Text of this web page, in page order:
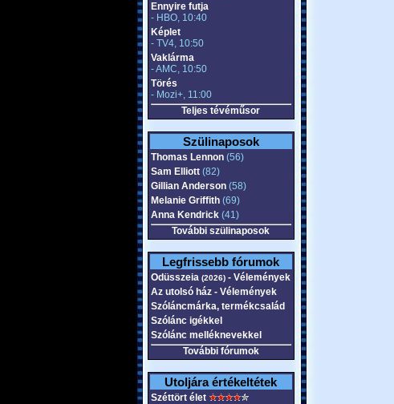
Ennyire futja
- HBO, 10:40
Képlet
- TV4, 10:50
Vaklárma
- AMC, 10:50
Törés
- Mozi+, 11:00
Teljes tévéműsor
Szülinaposok
Thomas Lennon(56)
Sam Elliott(82)
Gillian Anderson(58)
Melanie Griffith(69)
Anna Kendrick(41)
További szülinaposok
Legfrissebb fórumok
Odüsszeia (2026)- Vélemények
Az utolsó ház - Vélemények
Szóláncmárka, termékcsalád
Szólánc igékkel
Szólánc melléknevekkel
További fórumok
Utoljára értékeltétek
Széttört élet